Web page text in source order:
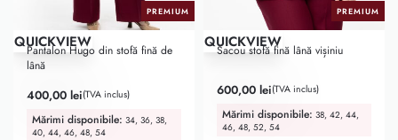
PREMIUM
QUICKVIEW
Pantalon Hugo din stofă fină de
lână
400,00 lei(TVA inclus)
Mărimi disponibile: 34, 36, 38,
40, 44, 46, 48, 54
PREMIUM
QUICKVIEW
Sacou stofă fină lână vișiniu
Evaluat la 5.00din 5
600,00 lei(TVA inclus)
Mărimi disponibile: 38, 42, 44,
46, 48, 52, 54